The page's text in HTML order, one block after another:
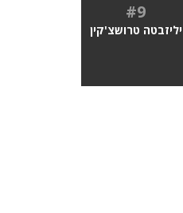
#9
יליזבטה טרושצ'קין